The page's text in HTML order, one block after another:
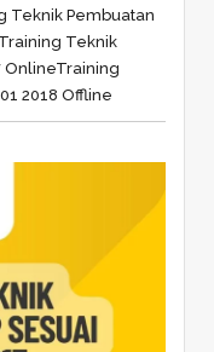
Teknik Pembuatan
Teknik
OnlineTraining
2018 Offline